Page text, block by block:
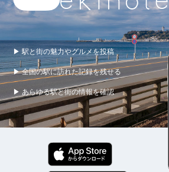
▶ 駅と街の魅力やグルメを投稿
▶ 全国の駅に訪れた記録を残せる
▶ あらゆる駅と街の情報を確認